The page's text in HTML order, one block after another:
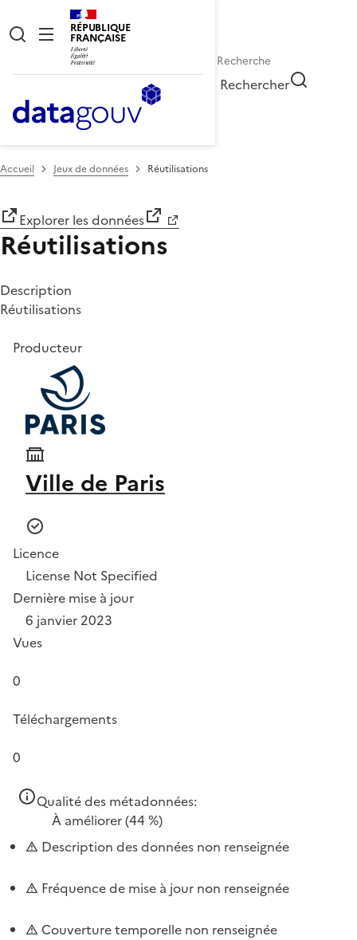
RÉPUBLIQUE
FRANÇAISE
Rechercher
Accueil Jeux de données Réutilisations
Explorer les données
Réutilisations
Description
Réutilisations
Producteur
Ville de Paris
Licence
License Not Specified
Dernière mise à jour
6 janvier 2023
Vues
0
Téléchargements
0
Qualité des métadonnées:
À améliorer(44 %)
Description des données non renseignée
Fréquence de mise à jour non renseignée
Couverture temporelle non renseignée